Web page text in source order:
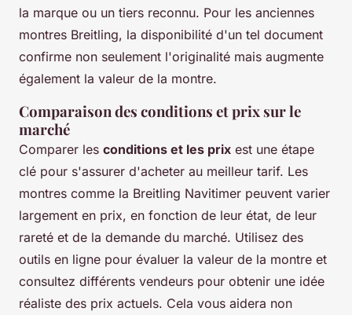
la marque ou un tiers reconnu. Pour les anciennes
montres Breitling, la disponibilité d'un tel document
confirme non seulement l'originalité mais augmente
également la valeur de la montre.
Comparaison des conditions et prix sur le
marché
Comparer les conditions et les prix est une étape
clé pour s'assurer d'acheter au meilleur tarif. Les
montres comme la Breitling Navitimer peuvent varier
largement en prix, en fonction de leur état, de leur
rareté et de la demande du marché. Utilisez des
outils en ligne pour évaluer la valeur de la montre et
consultez différents vendeurs pour obtenir une idée
réaliste des prix actuels. Cela vous aidera non